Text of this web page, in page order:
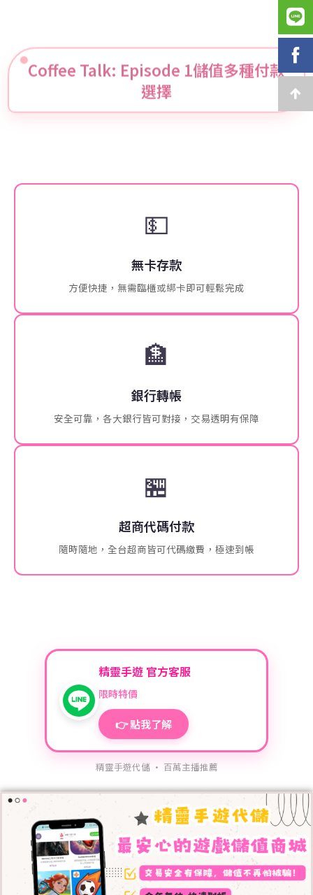
Coffee Talk: Episode 1儲值多種付款
選擇
💵
無卡存款
方便快捷，無需臨櫃或綁卡即可輕鬆完成
🏦
銀行轉帳
安全可靠，各大銀行皆可對接，交易透明有保障
🏪
超商代碼付款
隨時隨地，全台超商皆可代碼繳費，極速到帳
精靈手遊 官方客服
限時特價
👉 點我了解
精靈手遊代儲 · 百萬主播推薦